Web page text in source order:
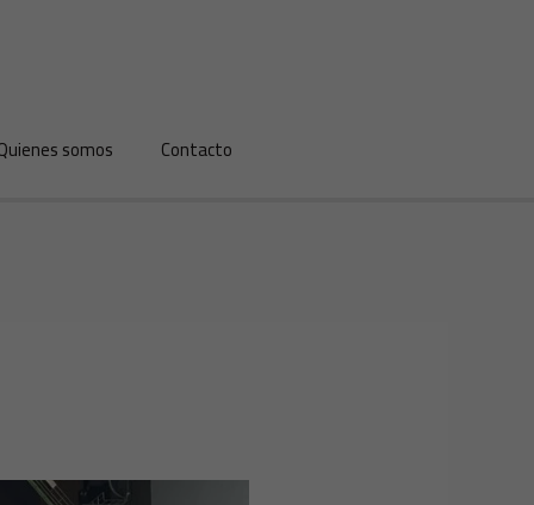
somos Contacto